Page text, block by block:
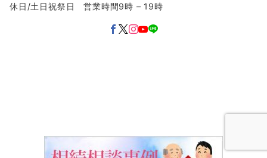
休日/土日祝祭日 営業時間9時 – 19時